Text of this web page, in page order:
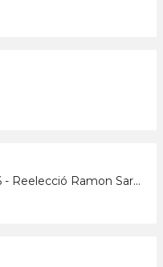
Som terra del 30/6/2026 - Reelecció Ramon Sarroca FCAC